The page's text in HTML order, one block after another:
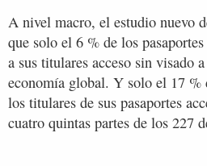
A nivel macro, el estudio nuevo
que solo el 6 % de los
a sus titulares acceso sin visado
economía global. Y solo el 17 %
los titulares de sus pasaportes
cuatro quintas partes de los 227